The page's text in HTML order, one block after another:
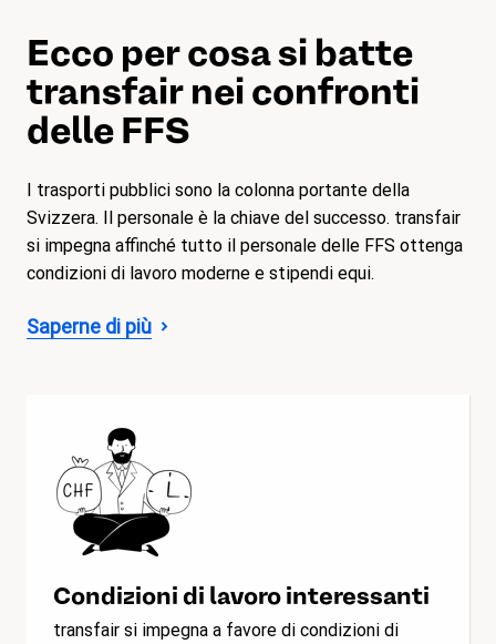
Ecco per cosa si batte
transfair nei confronti
delle FFS
I trasporti pubblici sono la colonna portante della
Svizzera. Il personale è la chiave del successo. transfair
si impegna affinché tutto il personale delle FFS ottenga
condizioni di lavoro moderne e stipendi equi.
Saperne di più
Condizioni di lavoro interessanti
transfair si impegna a favore di condizioni di